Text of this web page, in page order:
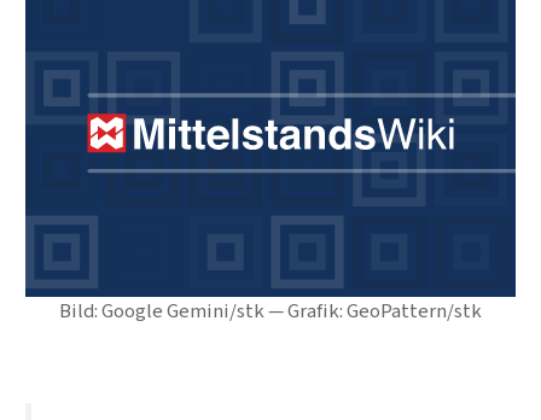
Bild: Google Gemini/stk — Grafik: GeoPattern/stk